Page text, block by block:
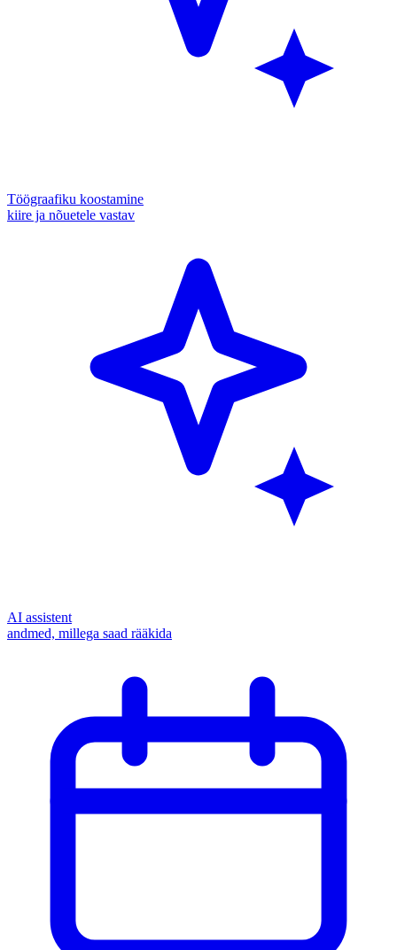
Töögraafiku koostamine
kiire ja nõuetele vastav
AI assistent
andmed, millega saad rääkida